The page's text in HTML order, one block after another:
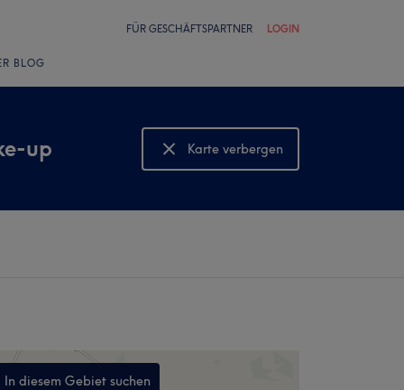
FÜR GESCHÄFTSPARTNER LOGIN
BLOG
up
Karte verbergen
Karte anzeigen
In diesem Gebiet suchen